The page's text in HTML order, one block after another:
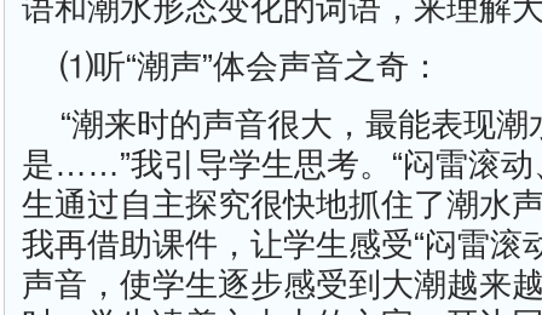
语和潮水形态变化的词语，来理解
⑴听“潮声”体会声音之奇：
“潮来时的声音很大，最能表现潮
是……”我引导学生思考。“闷雷滚动
生通过自主探究很快地抓住了潮水
我再借助课件，让学生感受“闷雷滚
声音，使学生逐步感受到大潮越来